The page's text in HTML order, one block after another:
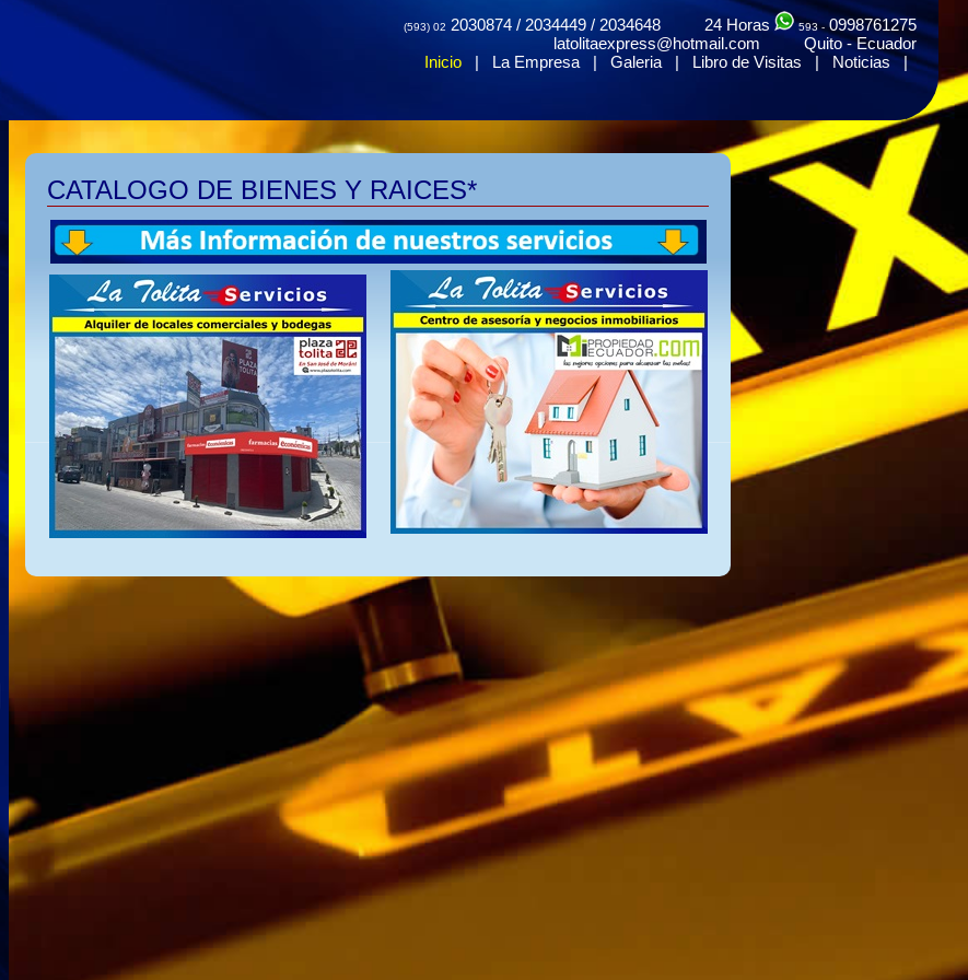
(593) 02 2030874 / 2034449 / 2034648 24 Horas 593 -0998761275
latolitaexpress@hotmail.com Quito - Ecuador
Inicio | La Empresa |Galeria | Libro de Visitas | Noticias|
CATALOGO DE BIENES Y RAICES*